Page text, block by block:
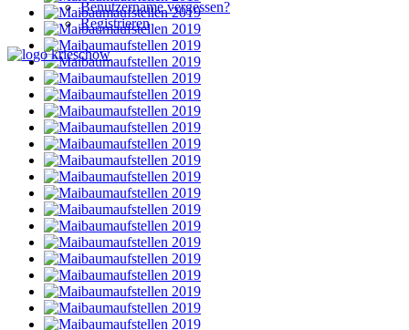
Benutzername vergessen?
Registrieren